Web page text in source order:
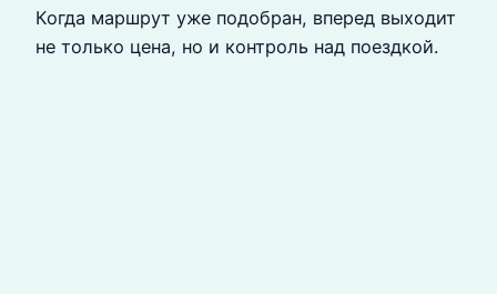
Когда маршрут уже подобран, вперед выходит
не только цена, но и контроль над поездкой.